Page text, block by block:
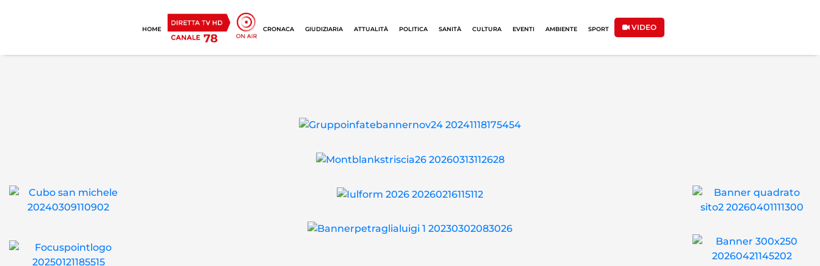
HOME CRONACA GIUDIZIARIA ATTUALITÀ POLITICA SANITÀ CULTURA EVENTI AMBIENTE SPORT VIDEO